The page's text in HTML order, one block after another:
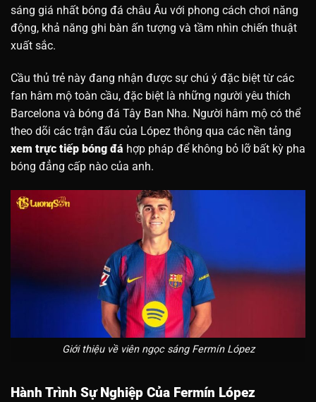
sáng giá nhất bóng đá châu Âu với phong cách chơi năng
động, khả năng ghi bàn ấn tượng và tầm nhìn chiến thuật
xuất sắc.
Cầu thủ trẻ này đang nhận được sự chú ý đặc biệt từ các
fan hâm mộ toàn cầu, đặc biệt là những người yêu thích
Barcelona và bóng đá Tây Ban Nha. Người hâm mộ có thể
theo dõi các trận đấu của López thông qua các nền tảng
xem trực tiếp bóng đá hợp pháp để không bỏ lỡ bất kỳ pha
bóng đẳng cấp nào của anh.
Giới thiệu về viên ngọc sáng Fermín López
Hành Trình Sự Nghiệp Của Fermín López